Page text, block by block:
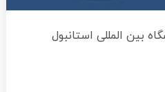
بین المللی استانبول